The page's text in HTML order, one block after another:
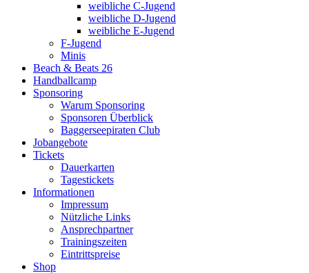
weibliche C-Jugend
weibliche D-Jugend
weibliche E-Jugend
F-Jugend
Minis
Beach & Beats 26
Handballcamp
Sponsoring
Warum Sponsoring
Sponsoren Überblick
Baggerseepiraten Club
Jobangebote
Tickets
Dauerkarten
Tagestickets
Informationen
Impressum
Nützliche Links
Ansprechpartner
Trainingszeiten
Eintrittspreise
Shop